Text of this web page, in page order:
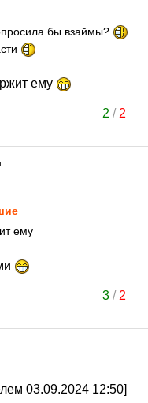
бы взаймы?
ему
2 / 2
ему
3/ 2
03.09.2024 12:50]